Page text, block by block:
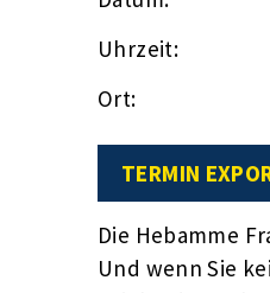
Uhrzeit:
Ort:
TERMIN
Die Hebamme
Und wenn Sie